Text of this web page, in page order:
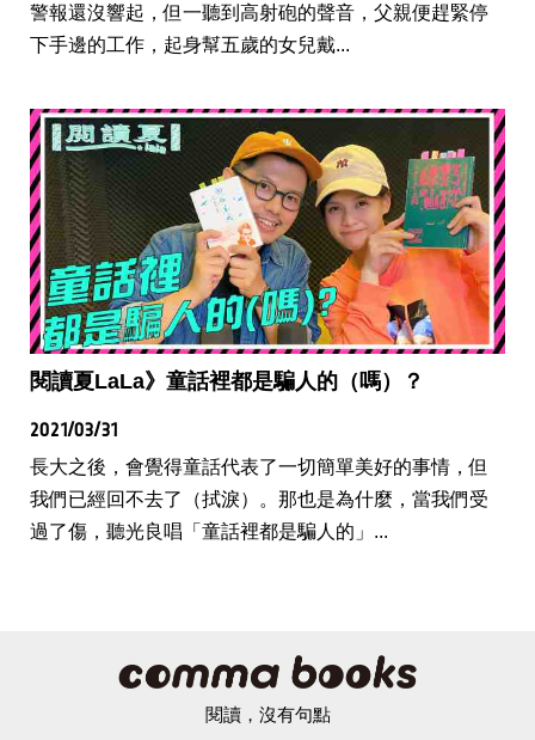
警報還沒響起，但一聽到高射砲的聲音，父親便趕緊停
下手邊的工作，起身幫五歲的女兒戴...
閱讀夏LaLa》童話裡都是騙人的（嗎）？
2021/03/31
長大之後，會覺得童話代表了一切簡單美好的事情，但
我們已經回不去了（拭淚）。那也是為什麼，當我們受
過了傷，聽光良唱「童話裡都是騙人的」...
閱讀，沒有句點